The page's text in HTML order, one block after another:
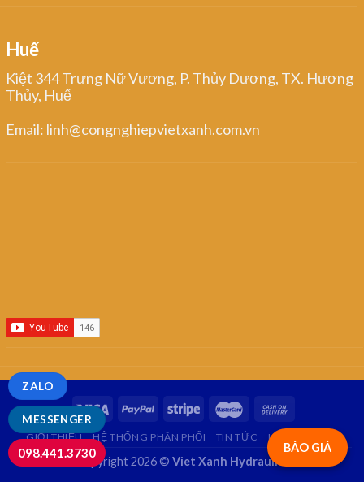
Huế
Kiệt 344 Trưng Nữ Vương, P. Thủy Dương, TX. Hương
Thủy, Huế
Email: linh@congnghiepvietxanh.com.vn
BÁO GIÁ
GIỚI THIỆU HỆ THỐNG PHÂN PHỐI TIN TỨC LIÊN HỆ
Copyright 2026 © Viet Xanh Hydraulics
MESSENGER
ZALO
098.441.3730